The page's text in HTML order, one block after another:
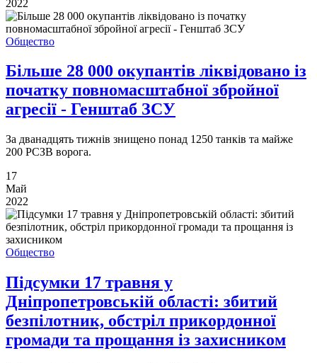
2022
Общество
Більше 28 000 окупантів ліквідовано із
початку повномасштабної збройної
агресії - Генштаб ЗСУ
За дванадцять тижнів знищено понад 1250 танків та майже
200 РСЗВ ворога.
17
Май
2022
Общество
Підсумки 17 травня у
Дніпропетровській області: збитий
безпілотник, обстріл прикордонної
громади та прощання із захисником